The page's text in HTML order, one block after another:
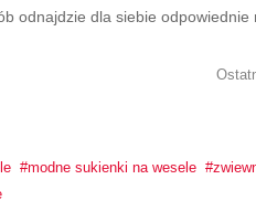
odnajdzie dla siebie odpowiednie
modne sukienki na wesele